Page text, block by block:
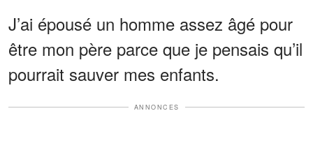
J’ai épousé un homme assez âgé pour
être mon père parce que je pensais qu’il
pourrait sauver mes enfants.
ANNONCES